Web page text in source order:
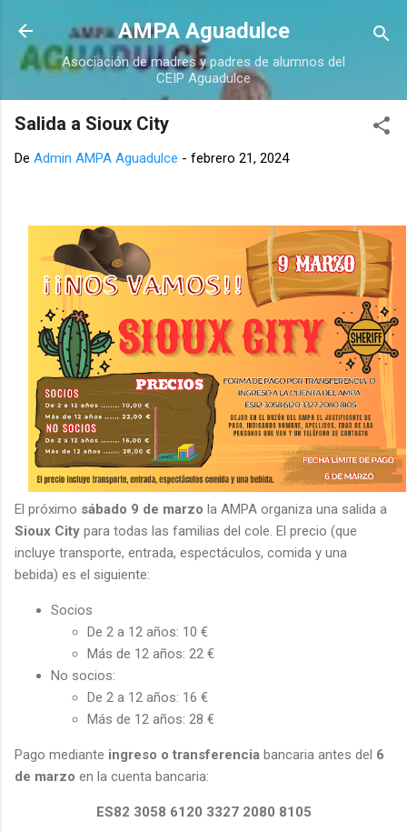
Ir al contenido principal
AMPA Aguadulce
Asociación de madres y padres de alumnos del
CEIP Aguadulce
Salida a Sioux City
De Admin AMPA Aguadulce - febrero 21, 2024
El próximo sábado 9 de marzo la AMPA organiza una salida a
Sioux City para todas las familias del cole. El precio (que
incluye transporte, entrada, espectáculos, comida y una
bebida) es el siguiente:
Socios
De 2 a 12 años: 10 €
Más de 12 años: 22 €
No socios:
De 2 a 12 años: 16 €
Más de 12 años: 28 €
Pago mediante ingreso o transferencia bancaria antes del 6
de marzo en la cuenta bancaria:
ES82 3058 6120 3327 2080 8105